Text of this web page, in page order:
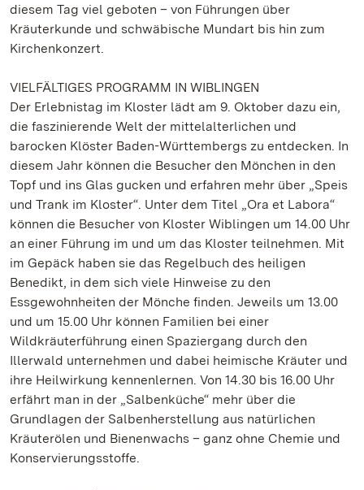
diesem Tag viel geboten – von Führungen über
Kräuterkunde und schwäbische Mundart bis hin zum
Kirchenkonzert.
VIELFÄLTIGES PROGRAMM IN WIBLINGEN
Der Erlebnistag im Kloster lädt am 9. Oktober dazu ein,
die faszinierende Welt der mittelalterlichen und
barocken Klöster Baden-Württembergs zu entdecken. In
diesem Jahr können die Besucher den Mönchen in den
Topf und ins Glas gucken und erfahren mehr über „Speis
und Trank im Kloster“. Unter dem Titel „Ora et Labora“
können die Besucher von Kloster Wiblingen um 14.00 Uhr
an einer Führung im und um das Kloster teilnehmen. Mit
im Gepäck haben sie das Regelbuch des heiligen
Benedikt, in dem sich viele Hinweise zu den
Essgewohnheiten der Mönche finden. Jeweils um 13.00
und um 15.00 Uhr können Familien bei einer
Wildkräuterführung einen Spaziergang durch den
Illerwald unternehmen und dabei heimische Kräuter und
ihre Heilwirkung kennenlernen. Von 14.30 bis 16.00 Uhr
erfährt man in der „Salbenküche“ mehr über die
Grundlagen der Salbenherstellung aus natürlichen
Kräuterölen und Bienenwachs – ganz ohne Chemie und
Konservierungsstoffe.